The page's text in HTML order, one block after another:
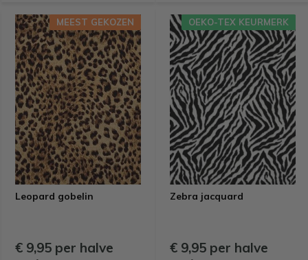
Leopard gobelin
MEEST GEKOZEN
€ 9,95 per halve
Zebra jacquard
OEKO-TEX KEURMERK
€ 9,95 per halve